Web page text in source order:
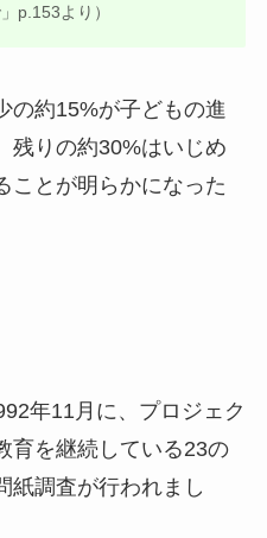
p.153より）
の約15%が子どもの進
残りの約30%はいじめ
ことが明らかになった
年11月に、プロジェク
育を継続している23の
紙調査が行われまし